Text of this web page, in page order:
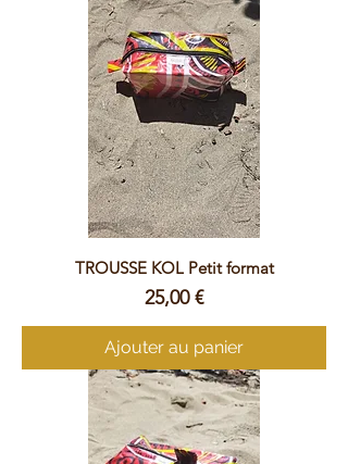
TROUSSE KOL Petit format
Prix
25,00 €
Ajouter au panier